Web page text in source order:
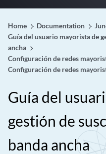
Home Documentation
Guía del usuario mayorista de
ancha
Configuración de redes
Configuración de redes
Guía del
gestión de
banda ancha